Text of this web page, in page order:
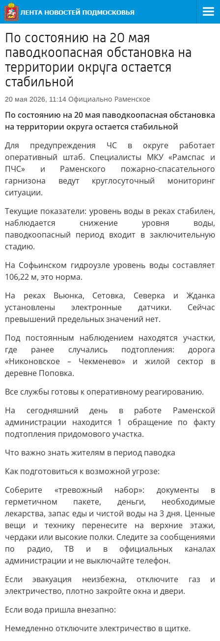
По состоянию на 20 мая
паводкоопасная обстановка на
территории округа остается
стабильной
20 мая 2026, 11:14 Официально Раменское
По состоянию на 20 мая паводкоопасная обстановка
на территории округа остается стабильной
Для предупреждения ЧС в округе работает
оперативный штаб. Специалисты МКУ «Рамспас и
ПЧС» и Раменского пожарно-спасательного
гарнизона ведут круглосуточный мониторинг
ситуации.
Текущие показатели: уровень воды в реках стабилен,
наблюдается снижение уровня воды,
паводкоопасный период входит в заключительную
стадию.
На Софьинском гидроузле уровень воды составляет
106,22 м, это норма.
На реках Вьюнка, Сетовка, Северка и Жданка
установлены электронные датчики. Сейчас
превышений предельных значений нет.
Под постоянным наблюдением находятся участки,
где ранее случались подтопления: дорога
«Никоновское – Чекменево» и жилой сектор в
деревне Поповка.
Все службы готовы к оперативному реагированию.
На сегодняшний день в работе Раменской
администрации находится 1 обращение по факту
подтопления придомового участка.
Что важно знать жителям в период паводка
Как подготовиться к возможной угрозе:
Соберите «тревожный набор»: документы в
герметичном пакете, деньги, необходимые
лекарства, запас еды и чистой воды на 3 дня. Ценные
вещи и технику перенесите на верхние этажи,
чердаки или высокие полки. Следите за сообщениями
по радио, ТВ и в официальных каналах
администрации и не выключайте телефон.
Если эвакуация неизбежна, отключите газ и
электричество, плотно закройте окна и двери.
Если вода пришла внезапно:
Немедленно отключите электричество в щитке.